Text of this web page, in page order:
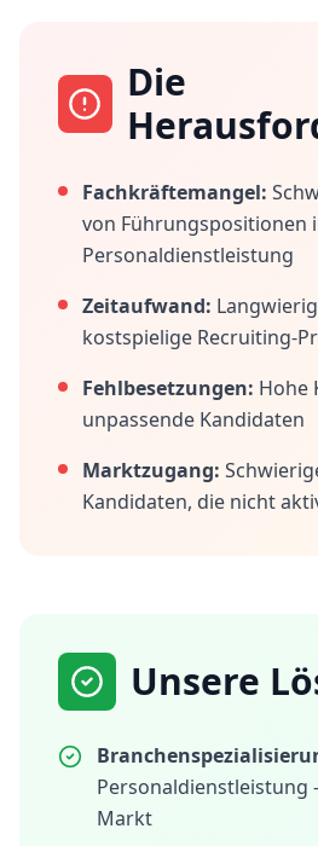
Die
Fachkräftemangel:
von Führungspositionen
Personaldienstleistung
Zeitaufwand:
kostspielige Recruiting-
Fehlbesetzungen: Hohe
unpassende Kandidaten
Marktzugang:
Kandidaten, die nicht
Unsere
Personaldienstleistung
Markt